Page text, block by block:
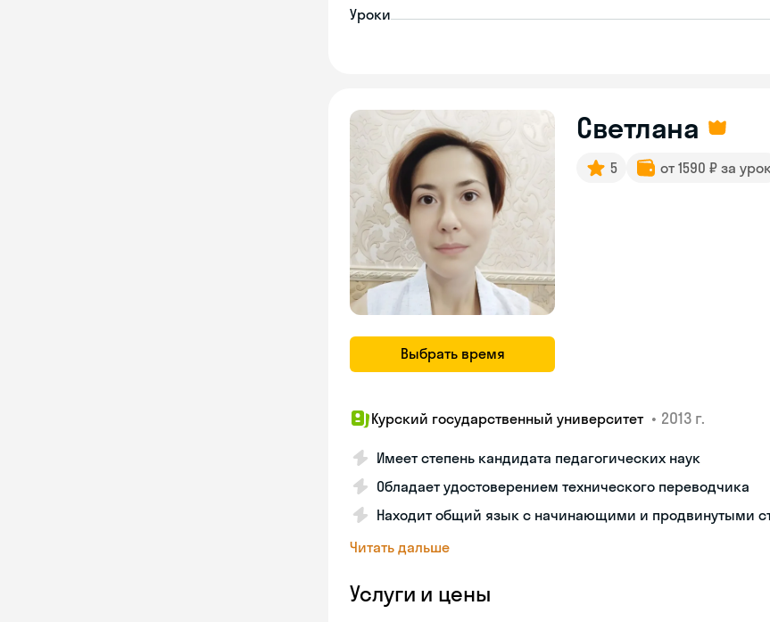
Уроки
Выбрать время
Светлана
5 от 1590 ₽ за
Курский государственный университет • 2013 г.
Имеет степень кандидата педагогических наук
Обладает удостоверением технического переводчика
Находит общий язык с начинающими и продвинутыми
Читать дальше
Услуги и цены